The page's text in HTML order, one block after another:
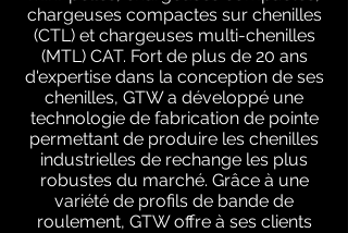
chargeuses compactes sur chenilles
(CTL) et chargeuses multi-chenilles
(MTL) CAT. Fort de plus de 20 ans
d'expertise dans la conception de ses
chenilles, GTW a développé une
technologie de fabrication de pointe
permettant de produire les chenilles
industrielles de rechange les plus
robustes du marché. Grâce à une
variété de profils de bande de
roulement, GTW offre à ses clients